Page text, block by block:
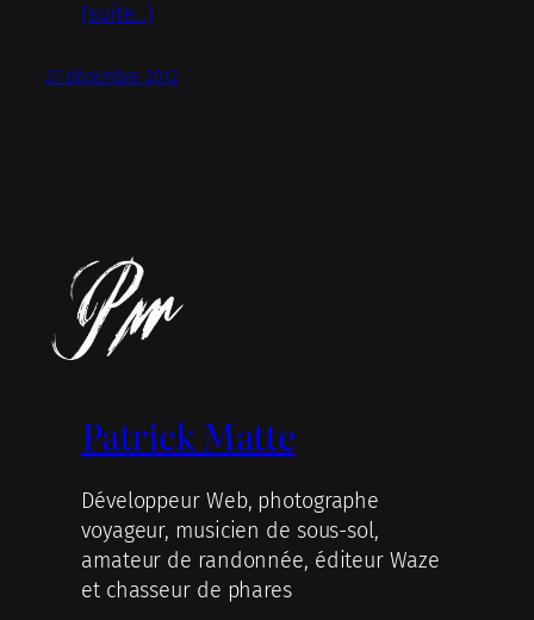
(suite…)
27 décembre 2012
Patrick Matte
Développeur Web, photographe
voyageur, musicien de sous-sol,
amateur de randonnée, éditeur Waze
et chasseur de phares